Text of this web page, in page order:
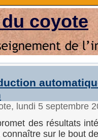
coyote
lundi 5 septembre
des résultats
connaître sur le bout